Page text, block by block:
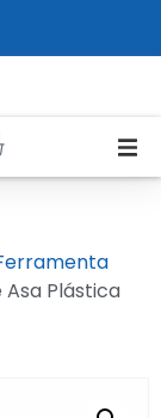
Plástica